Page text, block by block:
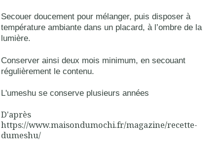
Secouer doucement pour mélanger, puis disposer à
température ambiante dans un placard, à l’ombre de la
lumière.
Conserver ainsi deux mois minimum, en secouant
régulièrement le contenu.
L'umeshu se conserve plusieurs années
D'après
https://www.maisondumochi.fr/magazine/recette-
dumeshu/